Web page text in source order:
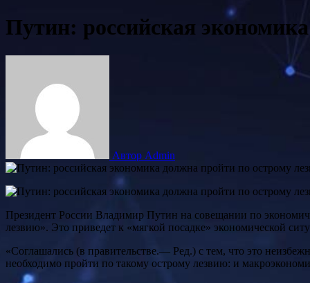
Путин: российская
Автор Admin
Президент России Владимир Путин на совещании по
лезвию». Это приведет к «мягкой посадке» экономической
«Соглашались (в правительстве.— Ред.) с тем, что это
необходимо пройти по такому острому лезвию: и